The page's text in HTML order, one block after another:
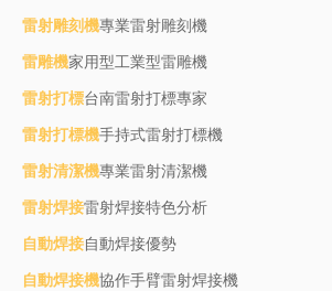
雷射雕刻機專業雷射雕刻機
雷雕機家用型工業型雷雕機
雷射打標台南雷射打標專家
雷射打標機手持式雷射打標機
雷射清潔機專業雷射清潔機
雷射焊接雷射焊接特色分析
自動焊接自動焊接優勢
自動焊接機協作手臂雷射焊接機